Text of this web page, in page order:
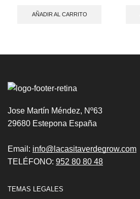
AÑADIR AL CARRITO
Jose Martín Méndez, Nº63
29680 Estepona España
Email: info@lacasitaverdegrow.com
TELÉFONO: 952 80 80 48
TEMAS LEGALES